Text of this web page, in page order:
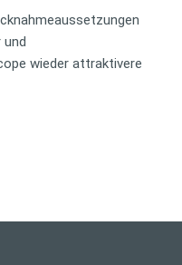
und
wieder attraktivere